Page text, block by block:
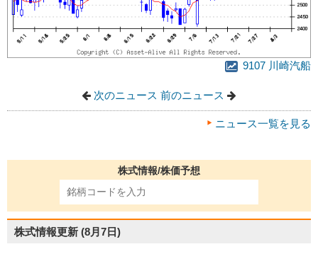
9107 川崎汽船
次のニュース 前のニュース
ニュース一覧を見る
株式情報/株価予想
株式情報更新 (8月7日)